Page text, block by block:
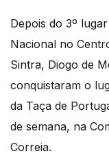
Depois do 3º
Nacional no
Sintra, Diogo de
conquistaram o
da Taça de
de semana, na
Correia.